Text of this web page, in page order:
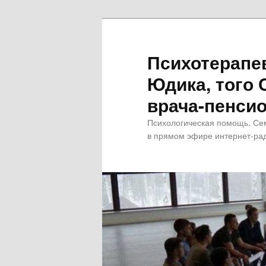
Юдика, того
врача-
Психологическая помощь.
в прямом эфире интернет-